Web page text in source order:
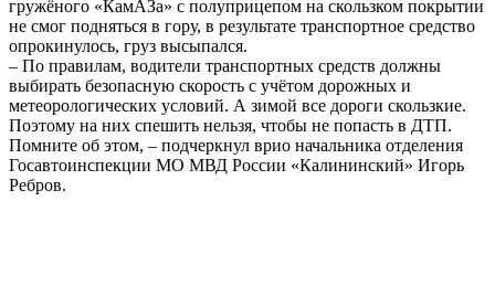
гружёного «КамАЗа» с полуприцепом на скользком покрытии
не смог подняться в гору, в результате транспортное средство
опрокинулось, груз высыпался.
– По правилам, водители транспортных средств должны
выбирать безопасную скорость с учётом дорожных и
метеорологических условий. А зимой все дороги скользкие.
Поэтому на них спешить нельзя, чтобы не попасть в ДТП.
Помните об этом, – подчеркнул врио начальника отделения
Госавтоинспекции МО МВД России «Калининский» Игорь
Ребров.